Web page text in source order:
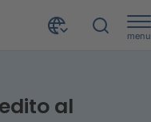
menu
al